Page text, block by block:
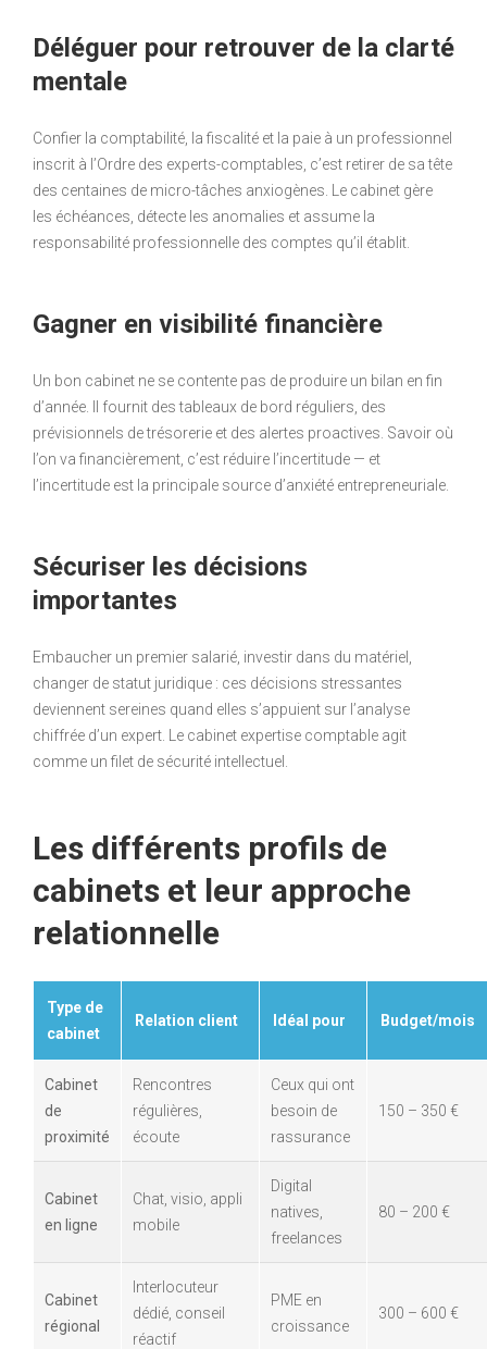
Déléguer pour retrouver de la clarté
mentale
Confier la comptabilité, la fiscalité et la paie à un professionnel
inscrit à l’Ordre des experts-comptables, c’est retirer de sa tête
des centaines de micro-tâches anxiogènes. Le cabinet gère
les échéances, détecte les anomalies et assume la
responsabilité professionnelle des comptes qu’il établit.
Gagner en visibilité financière
Un bon cabinet ne se contente pas de produire un bilan en fin
d’année. Il fournit des tableaux de bord réguliers, des
prévisionnels de trésorerie et des alertes proactives. Savoir où
l’on va financièrement, c’est réduire l’incertitude — et
l’incertitude est la principale source d’anxiété entrepreneuriale.
Sécuriser les décisions
importantes
Embaucher un premier salarié, investir dans du matériel,
changer de statut juridique : ces décisions stressantes
deviennent sereines quand elles s’appuient sur l’analyse
chiffrée d’un expert. Le cabinet expertise comptable agit
comme un filet de sécurité intellectuel.
Les différents profils de
cabinets et leur approche
relationnelle
Type de
cabinet
Relation client Idéal pour Budget/mois
Cabinet
de
proximité
Rencontres
régulières,
écoute
Ceux qui ont
besoin de
rassurance
150 – 350 €
Cabinet
en ligne
Chat, visio, appli
mobile
Digital
natives,
freelances
80 – 200 €
Cabinet
régional
Interlocuteur
dédié, conseil
réactif
PME en
croissance
300 – 600 €